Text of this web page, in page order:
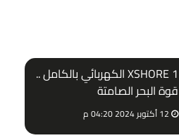
XSHORE 1 الكهربائي بالكامل ..
قوة البحر الصامتة
12 أكتوبر 2024 04:20 م